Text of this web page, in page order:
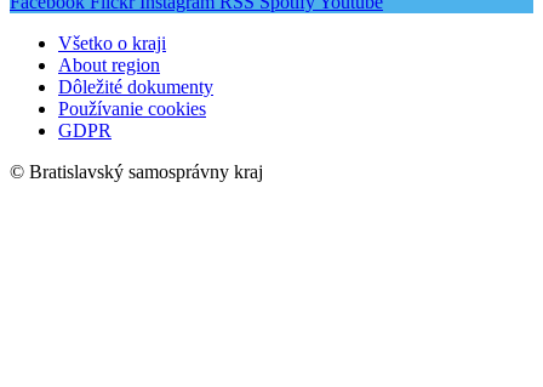
Všetko o kraji
About region
Dôležité dokumenty
Používanie cookies
GDPR
© Bratislavský samosprávny kraj